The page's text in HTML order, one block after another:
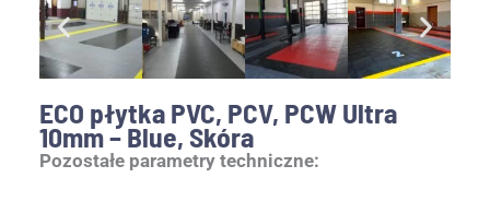
ECO płytka PVC, PCV, PCW Ultra
10mm – Blue, Skóra
Pozostałe parametry techniczne: